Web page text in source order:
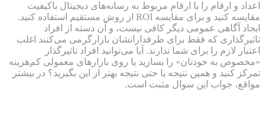
اعداد و ارقام را با ارقام مربوط به رسانه‌های دیجیتال باکیفیت
مقایسه کنید و برای مقایسه ROI از روش مستقیم استفاده کنید.
ایجاد آگاهی عمومی دیگر کافی نیست، و آن دسته از افراد
تاثیرگذاری که فقط برای طرفدارانشان بازارگرمی می‌کنند اغلب
اعتبار لازم را برای شما ندارند. آیا می‌توانید افراد تاثیرگذار
«مخصوص به خودتان» را بسازید یا روی بازارهای معمولی کم‌هزینه
تمرکز کنید و همین نتیجه یا حتی نتیجه بهتر از این بگیرید؟ در بیشتر
مواقع، جواب این سوال مثبت است.